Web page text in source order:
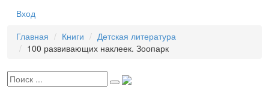
Вход
Главная
Книги
Детская литература
100 развивающих наклеек. Зоопарк